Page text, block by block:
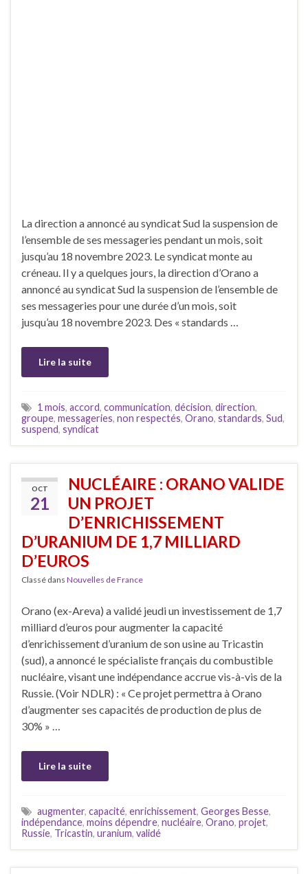
La direction a annoncé au syndicat Sud la suspension de
l’ensemble de ses messageries pendant un mois, soit
jusqu’au 18 novembre 2023. Le syndicat monte au
créneau. Il y a quelques jours, la direction d’Orano a
annoncé au syndicat Sud la suspension de l’ensemble de
ses messageries pour une durée d’un mois, soit
jusqu’au 18 novembre 2023. Des « standards …
Lire la suite
1 mois, accord, communication, décision, direction,
groupe, messageries, non respectés, Orano, standards, Sud,
suspend, syndicat
OCT
21
NUCLÉAIRE : ORANO VALIDE
UN PROJET
D’ENRICHISSEMENT
D’URANIUM DE 1,7 MILLIARD
D’EUROS
Classé dans Nouvelles de France
Orano (ex-Areva) a validé jeudi un investissement de 1,7
milliard d’euros pour augmenter la capacité
d’enrichissement d’uranium de son usine au Tricastin
(sud), a annoncé le spécialiste français du combustible
nucléaire, visant une indépendance accrue vis-à-vis de la
Russie. (Voir NDLR) : « Ce projet permettra à Orano
d’augmenter ses capacités de production de plus de
30% » …
Lire la suite
augmenter, capacité, enrichissement, Georges Besse,
indépendance, moins dépendre, nucléaire, Orano, projet,
Russie, Tricastin, uranium, validé